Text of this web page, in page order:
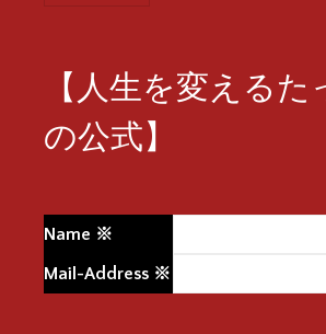
【人生を変える
の公式】
Name ※
Mail-Address ※